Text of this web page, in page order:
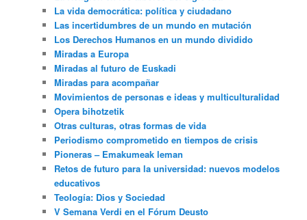
La vida democrática: política y ciudadano
Las incertidumbres de un mundo en mutación
Los Derechos Humanos en un mundo dividido
Miradas a Europa
Miradas al futuro de Euskadi
Miradas para acompañar
Movimientos de personas e ideas y multiculturalidad
Opera bihotzetik
Otras culturas, otras formas de vida
Periodismo comprometido en tiempos de crisis
Pioneras – Emakumeak leman
Retos de futuro para la universidad: nuevos modelos
educativos
Teología: Dios y Sociedad
V Semana Verdi en el Fórum Deusto